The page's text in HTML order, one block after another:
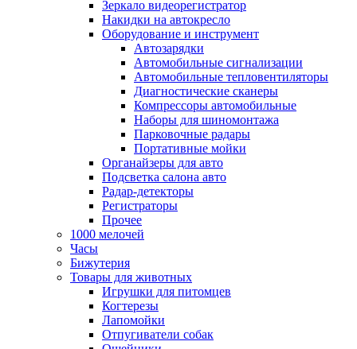
Зеркало видеорегистратор
Накидки на автокресло
Оборудование и инструмент
Автозарядки
Автомобильные сигнализации
Автомобильные тепловентиляторы
Диагностические сканеры
Компрессоры автомобильные
Наборы для шиномонтажа
Парковочные радары
Портативные мойки
Органайзеры для авто
Подсветка салона авто
Радар-детекторы
Регистраторы
Прочее
1000 мелочей
Часы
Бижутерия
Товары для животных
Игрушки для питомцев
Когтерезы
Лапомойки
Отпугиватели собак